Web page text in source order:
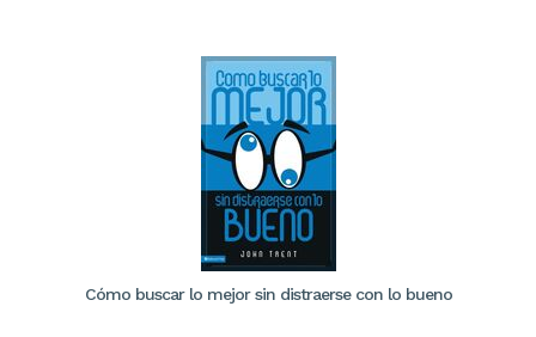
Cómo buscar lo mejor sin distraerse con lo bueno